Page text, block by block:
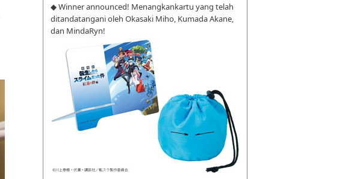
◆ Winner announced! Menangkankartu yang telah
ditandatangani oleh Okasaki Miho, Kumada Akane,
dan MindaRyn!